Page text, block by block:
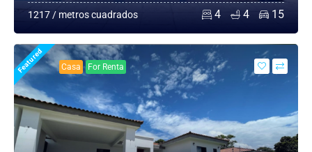
1217 / metros cuadrados 4 4 15
Featured Casa For Renta